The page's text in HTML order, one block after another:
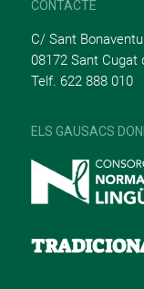
CONTACTE
C/ Sant
08172 Sant Cugat
Telf. 622 888 010
ELS GAUSACS